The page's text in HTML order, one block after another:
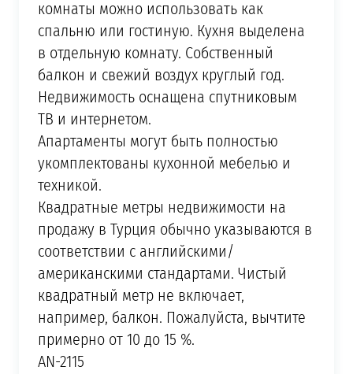
комнаты можно использовать как
спальню или гостиную. Кухня выделена
в отдельную комнату. Собственный
балкон и свежий воздух круглый год.
Недвижимость оснащена спутниковым
ТВ и интернетом.
Апартаменты могут быть полностью
укомплектованы кухонной мебелью и
техникой.
Квадратные метры недвижимости на
продажу в Турция обычно указываются в
соответствии с английскими/
американскими стандартами. Чистый
квадратный метр не включает,
например, балкон. Пожалуйста, вычтите
примерно от 10 до 15 %.
AN-2115